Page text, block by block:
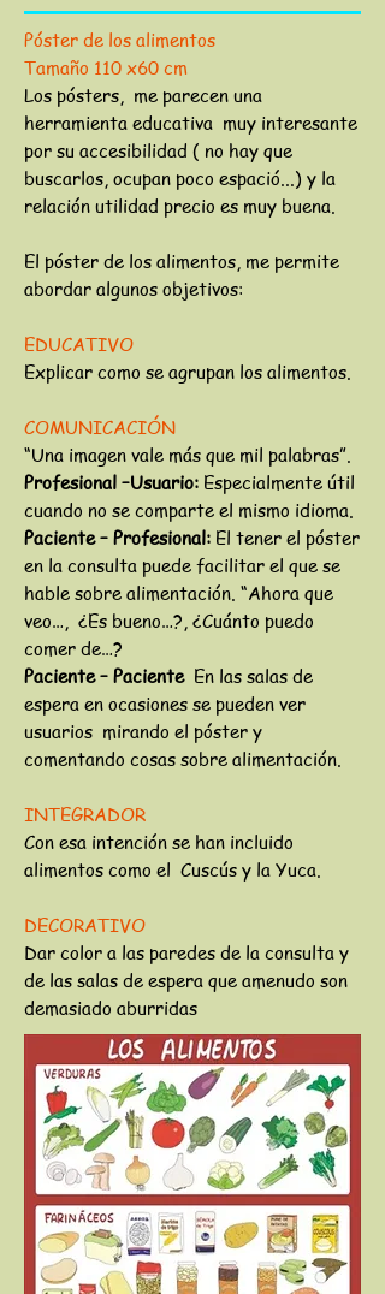
Póster de los alimentos
Tamaño 110 x60 cm
Los pósters, me parecen una
herramienta educativa muy interesante
por su accesibilidad ( no hay que
buscarlos, ocupan poco espació...) y la
relación utilidad precio es muy buena.
El póster de los alimentos, me permite
abordar algunos objetivos:
EDUCATIVO
Explicar como se agrupan los alimentos.
COMUNICACIÓN
“Una imagen vale más que mil palabras”.
Profesional –Usuario: Especialmente útil
cuando no se comparte el mismo idioma.
Paciente – Profesional: El tener el póster
en la consulta puede facilitar el que se
hable sobre alimentación. “Ahora que
veo…, ¿Es bueno…?, ¿Cuánto puedo
comer de…?
Paciente – Paciente En las salas de
espera en ocasiones se pueden ver
usuarios mirando el póster y
comentando cosas sobre alimentación.
INTEGRADOR
Con esa intención se han incluido
alimentos como el Cuscús y la Yuca.
DECORATIVO
Dar color a las paredes de la consulta y
de las salas de espera que amenudo son
demasiado aburridas